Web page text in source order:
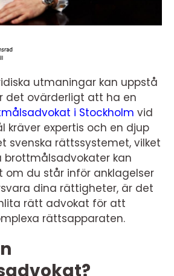
utmaningar kan uppstå
det ovärderligt att ha en
i Stockholm vid
kräver expertis och en djup
svenska rättssystemet, vilket
brottmålsadvokater kan
om du står inför anklagelser
dina rättigheter, är det
rätt advokat för att
rättsapparaten.